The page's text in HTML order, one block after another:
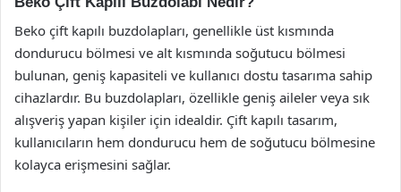
Beko çift kapılı buzdolapları, genellikle üst kısmında
dondurucu bölmesi ve alt kısmında soğutucu bölmesi
bulunan, geniş kapasiteli ve kullanıcı dostu tasarıma sahip
cihazlardır. Bu buzdolapları, özellikle geniş aileler veya sık
alışveriş yapan kişiler için idealdir. Çift kapılı tasarım,
kullanıcıların hem dondurucu hem de soğutucu bölmesine
kolayca erişmesini sağlar.